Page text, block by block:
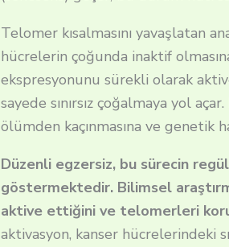
Telomer kısalmasını yavaşlatan
hücrelerin çoğunda inaktif
ekspresyonunu sürekli olarak
sayede sınırsız çoğalmaya yol
ölümden kaçınmasına ve genetik
Düzenli egzersiz, bu sürecin
göstermektedir. Bilimsel
aktive ettiğini ve telomerleri
aktivasyon, kanser hücrelerindeki